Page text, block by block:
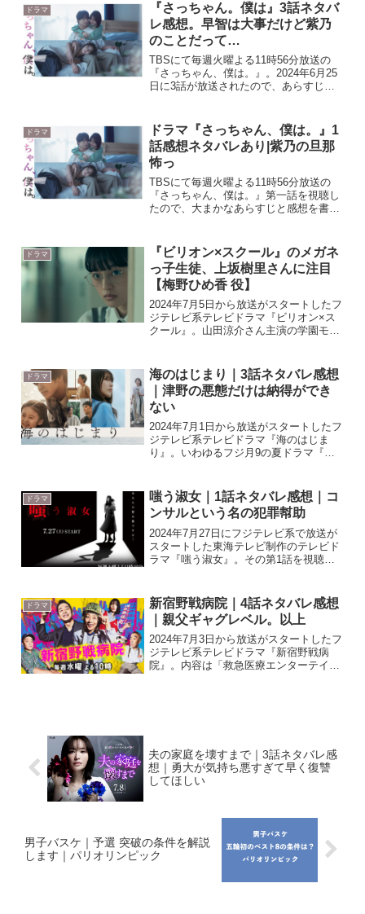
ドラマ
『さっちゃん。僕は』3話ネタバ
レ感想。早智は大事だけど紫乃
のことだって…
TBSにて毎週火曜よる11時56分放送の
『さっちゃん、僕は。』。2024年6月25
日に3話が放送されたので、あらすじと
スの大人気漫画が原作のドラマとなって
います。よかっ...
ドラマ
ドラマ『さっちゃん、僕は。』1
話感想ネタバレあり|紫乃の旦那
怖っ
TBSにて毎週火曜よる11時56分放送の
『さっちゃん、僕は。』第一話を視聴し
たので、大まかなあらすじと感想を書い
漫画が原作のドラマとなっています。よ
かったらチェックして...
ドラマ
『ビリオン×スクール』のメガネ
っ子生徒、上坂樹里さんに注目
【梅野ひめ香 役】
2024年7月5日から放送がスタートしたフ
ジテレビ系テレビドラマ『ビリオン×ス
クール』。山田涼介さん主演の学園モノ
んに注目してみました。ぶっちゃけネク
ストブレイク間...
ドラマ
海のはじまり｜3話ネタバレ感想
｜津野の悪態だけは納得ができ
ない
2024年7月1日から放送がスタートしたフ
ジテレビ系テレビドラマ『海のはじま
り』。いわゆるフジ月9の夏ドラマ『海
タバレを含みますので話の詳細を知りた
くない人は注意してく...
ドラマ
嗤う淑女｜1話ネタバレ感想｜コ
ンサルという名の犯罪幇助
2024年7月27日にフジテレビ系で放送が
スタートした東海テレビ制作のテレビド
ラマ『嗤う淑女』。その第1話を視聴し
著）は25万部突破大人気小説。海外でも
人気なんです。気...
ドラマ
新宿野戦病院｜4話ネタバレ感想
｜親父ギャグレベル。以上
2024年7月3日から放送がスタートしたフ
ジテレビ系テレビドラマ『新宿野戦病
院』。内容は「救急医療エンターテイン
夫の家庭を壊すまで｜3話ネタバレ感
想｜勇大が気持ち悪すぎて早く復讐
してほしい
男子バスケ｜予選 突破の条件を解説
します｜パリオリンピック